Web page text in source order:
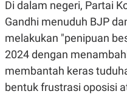
Di dalam negeri, Partai
Gandhi menuduh BJP
melakukan "penipuan
2024 dengan
membantah keras
bentuk frustrasi oposisi